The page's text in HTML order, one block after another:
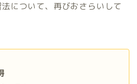
について、再びおさらいして